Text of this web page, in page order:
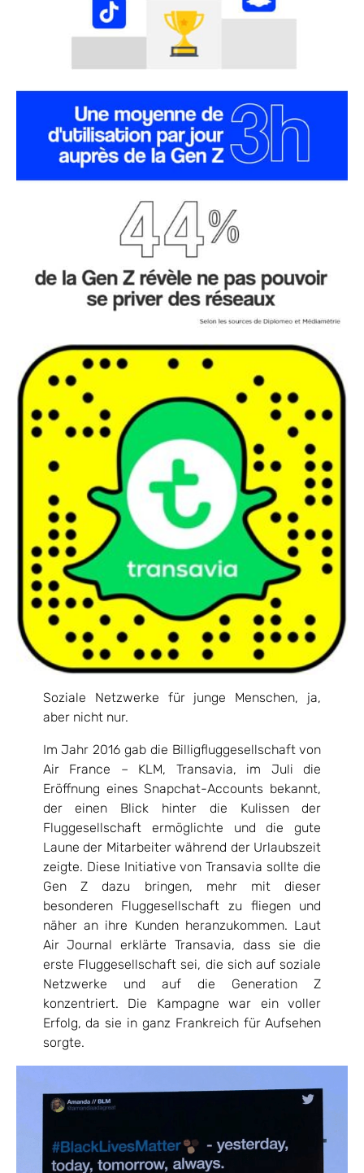
Soziale Netzwerke für junge Menschen, ja,
aber nicht nur.
Im Jahr 2016 gab die Billigfluggesellschaft von
Air France – KLM, Transavia, im Juli die
Eröffnung eines Snapchat-Accounts bekannt,
der einen Blick hinter die Kulissen der
Fluggesellschaft ermöglichte und die gute
Laune der Mitarbeiter während der Urlaubszeit
zeigte. Diese Initiative von Transavia sollte die
Gen Z dazu bringen, mehr mit dieser
besonderen Fluggesellschaft zu fliegen und
näher an ihre Kunden heranzukommen. Laut
Air Journal erklärte Transavia, dass sie die
erste Fluggesellschaft sei, die sich auf soziale
Netzwerke und auf die Generation Z
konzentriert. Die Kampagne war ein voller
Erfolg, da sie in ganz Frankreich für Aufsehen
sorgte.